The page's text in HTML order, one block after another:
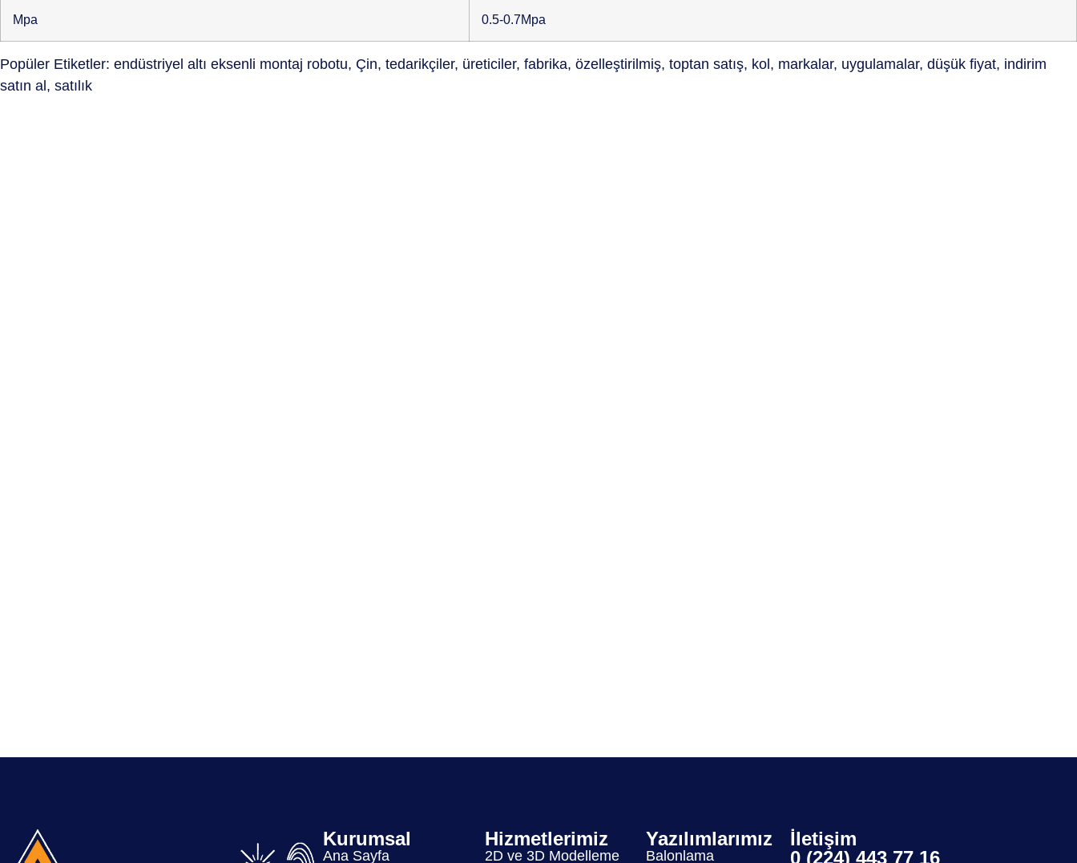
Mpa 0.5-0.7Mpa
Popüler Etiketler: endüstriyel altı eksenli montaj robotu, Çin, tedarikçiler, üreticiler, fabrika, özelleştirilmiş, toptan satış, kol, markalar, uygulamalar, düşük fiyat, indirim
satın al, satılık
Kurumsal
Ana Sayfa
Hizmetlerimiz
2D ve 3D Modelleme
Yazılımlarımız
Balonlama
İletişim
0 (224) 443 77 16